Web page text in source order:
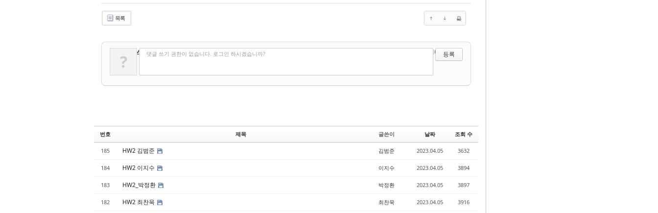
목록
댓글 쓰기 에디터 선택하기
? 댓글 쓰기 권한이 없습니다. 로그인 하시겠습니까?
번호 제목 글쓴이 날짜 조회 수
185 HW2 김범준 김범준 2023.04.05 3632
184 HW2 이지수 이지수 2023.04.05 3894
183 HW2_박정환 박정환 2023.04.05 3897
182 HW2 최찬욱 최찬욱 2023.04.05 3916